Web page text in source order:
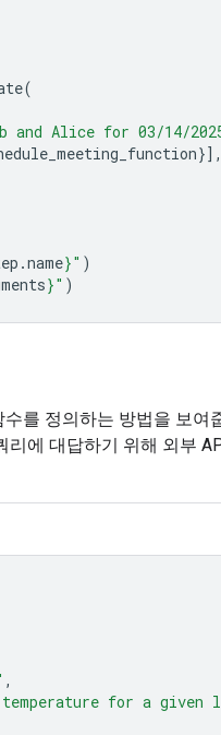
(
and Alice for 03/14/
}],
.name}" )
}" )
를 정의하는 방법을 보여
리에 대답하기 위해 외부
,
for a given